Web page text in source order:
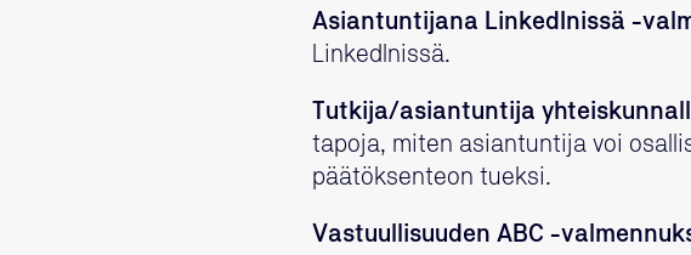
Asiantuntijana LinkedInissä -
LinkedInissä.
Tutkija/asiantuntija
tapoja, miten asiantuntija voi
päätöksenteon tueksi.
Vastuullisuuden ABC -